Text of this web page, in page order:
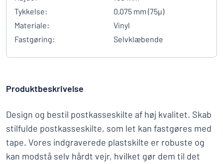
Tykkelse:
0,075 mm (75µ)
Materiale:
Vinyl
Fastgøring:
Selvklæbende
Produktbeskrivelse
Design og bestil postkasseskilte af høj kvalitet. Skab
stilfulde postkasseskilte, som let kan fastgøres med
tape. Vores indgraverede plastskilte er robuste og
kan modstå selv hårdt vejr, hvilket gør dem til det